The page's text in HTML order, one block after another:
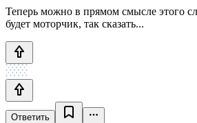
Теперь можно в прямом смысле этого
будет моторчик, так сказать...
Ответить